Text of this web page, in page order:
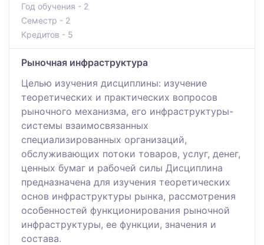
Год обучения - 2
Семестр - 2
Кредитов - 5
Рыночная инфраструктура
Целью изучения дисциплины: изучение
теоретических и практических вопросов
рыночного механизма, его инфраструктуры-
системы взаимосвязанных
специализированных организаций,
обслуживающих потоки товаров, услуг, денег,
ценных бумаг и рабочей силы Дисциплина
предназначена для изучения теоретических
основ инфраструктуры рынка, рассмотрения
особенностей функционирования рыночной
инфраструктуры, ее функции, значения и
состава.